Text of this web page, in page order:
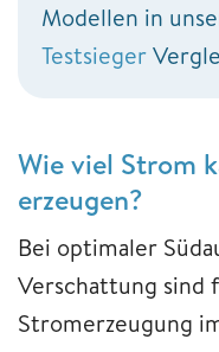
Modellen in
Testsieger
Wie viel Strom
erzeugen?
Bei optimaler
Verschattung sind
Stromerzeugung